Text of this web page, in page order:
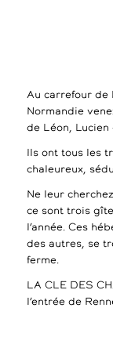
Au carrefour de
Normandie
de Léon, Lucien
Ils ont tous les
chaleureux,
Ne leur
ce sont trois
l’année. Ces
des autres, se
ferme.
LA CLE DES
l’entrée de